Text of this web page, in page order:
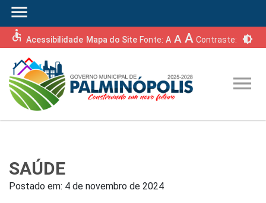
menu
accessible Acessibilidade Mapa do Site Fonte: A A A Contraste: brightness_6
menu
SAÚDE
Postado em: 4 de novembro de 2024